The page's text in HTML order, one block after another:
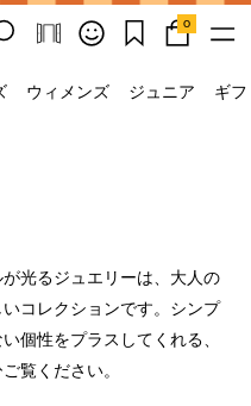
0
ウィメンズ ジュニア ギ
光るジュエリーは、大人の
コレクションです。シンプ
個性をプラスしてくれる、
覧ください。